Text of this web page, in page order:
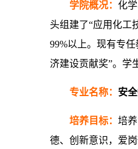
学院概况： 化
头组建了“应用化工
99%以上。现有专
济建设贡献奖”。学
专业名称： 安
培养目标： 培
德、创新意识，爱